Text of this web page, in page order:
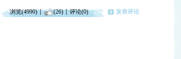
浏览(4990) (26) 评论(0) 发表评论